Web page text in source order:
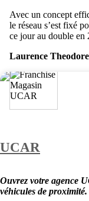
Avec un concept
le réseau s’est fixé
ce jour au double en
Laurence
UCAR
Ouvrez votre agence
véhicules de proximité.